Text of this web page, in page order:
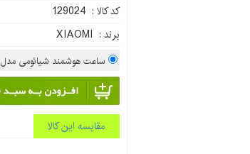
کد کالا : 129024
برند : XIAOMI
ساعت هوشمند شیائومی مدل Haylou RS5 مشکی
مقایسه این کالا